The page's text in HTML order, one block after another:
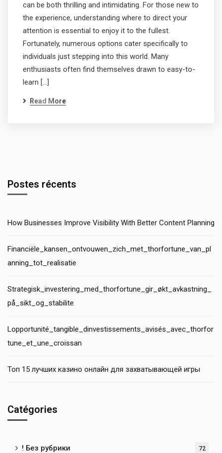
can be both thrilling and intimidating. For those new to
the experience, understanding where to direct your
attention is essential to enjoy it to the fullest.
Fortunately, numerous options cater specifically to
individuals just stepping into this world. Many
enthusiasts often find themselves drawn to easy-to-
learn […]
Read More
Postes récents
How Businesses Improve Visibility With Better Content Planning
Financiële_kansen_ontvouwen_zich_met_thorfortune_van_pl
anning_tot_realisatie
Strategisk_investering_med_thorfortune_gir_økt_avkastning_
på_sikt_og_stabilite
Lopportunité_tangible_dinvestissements_avisés_avec_thorfor
tune_et_une_croissan
Топ 15 лучших казино онлайн для захватывающей игры
Catégories
! Без рубрики 72